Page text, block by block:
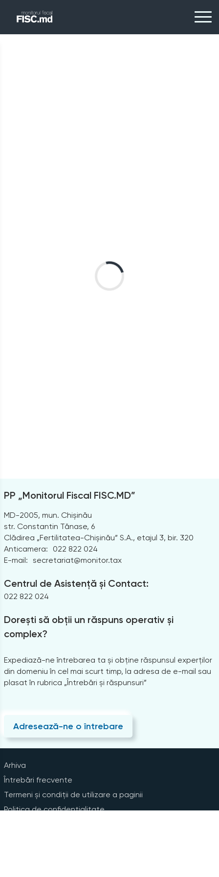
PP „Monitorul Fiscal FISC.MD”
MD-2005, mun. Chișinău
str. Constantin Tănase, 6
Clădirea „Fertilitatea-Chișinău” S.A., etajul 3, bir. 320
Anticamera:
022 822 024
E-mail: secretariat@monitor.tax
Centrul de Asistență și Contact:
022 822 024
Dorești să obții un răspuns operativ și
complex?
Expediază-ne întrebarea ta și obține răspunsul experților
din domeniu în cel mai scurt timp, la adresa de e-mail sau
plasat în rubrica „Întrebări și răspunsuri”
Adresează-ne o întrebare
Arhiva
Întrebări frecvente
Termeni și condiții de utilizare a paginii
Politica de confidențialitate